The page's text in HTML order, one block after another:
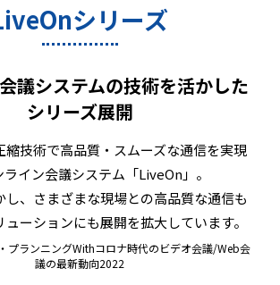
シリーズ
議システムの技術を活かした
シリーズ展開
縮技術で高品質・スムーズな通信を実現
ライン会議システム「LiveOn」。
し、さまざまな現場との高品質な通信も
ーションにも展開を拡大しています。
プランニングWithコロナ時代のビデオ会議/Web会
議の最新動向2022